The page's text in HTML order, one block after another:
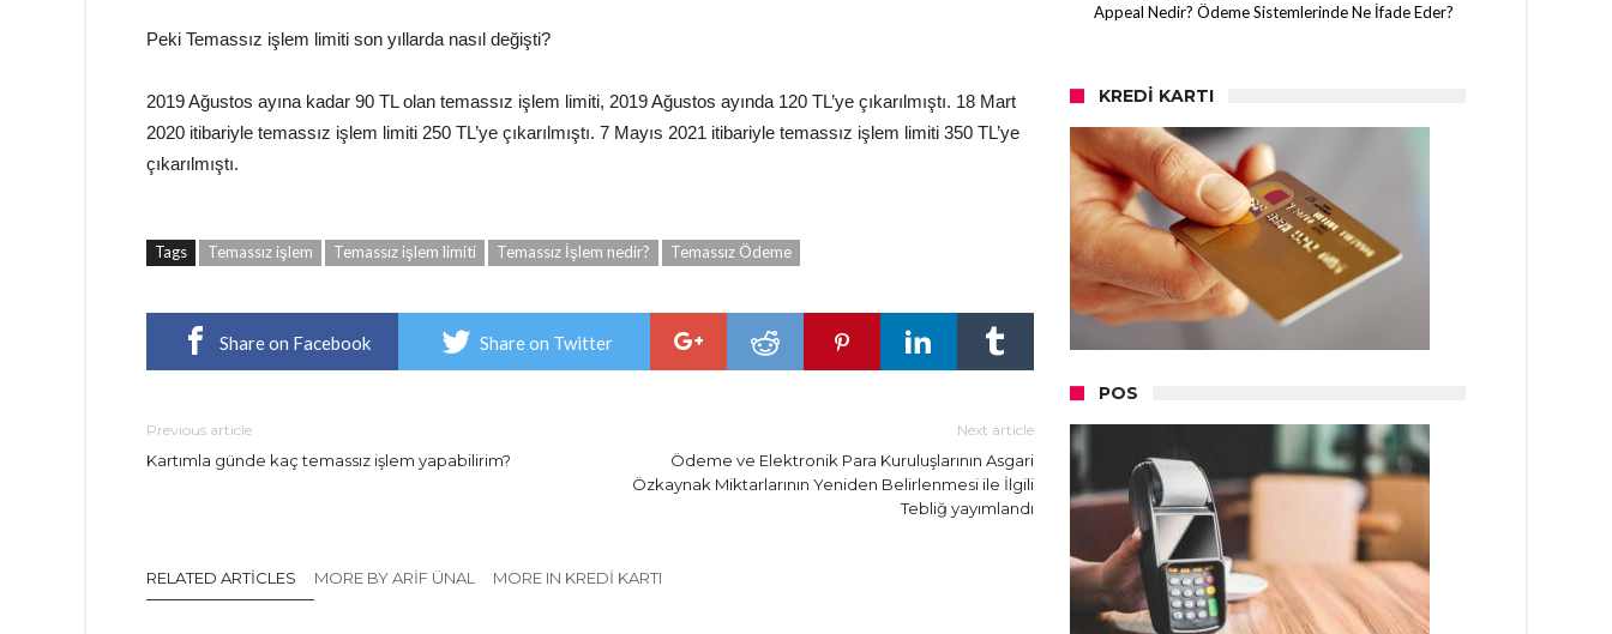
Peki Temassız işlem limiti son yıllarda nasıl değişti?
2019 Ağustos ayına kadar 90 TL olan temassız işlem limiti, 2019 Ağustos ayında 120 TL’ye çıkarılmıştı. 18 Mart
2020 itibariyle temassız işlem limiti 250 TL’ye çıkarılmıştı. 7 Mayıs 2021 itibariyle temassız işlem limiti 350 TL’ye
çıkarılmıştı.
Tags Temassız işlem Temassız işlem limiti Temassız İşlem nedir? Temassız Ödeme
Share on Facebook Share on Twitter
Previous article
Kartımla günde kaç temassız işlem yapabilirim?
Next article
Ödeme ve Elektronik Para Kuruluşlarının Asgari
Özkaynak Miktarlarının Yeniden Belirlenmesi ile İlgili
Tebliğ yayımlandı
RELATED ARTICLES MORE BY ARIF ÜNAL MORE IN KREDI KARTI
Appeal Nedir? Ödeme Sistemlerinde Ne İfade Eder?
KREDI KARTI
POS